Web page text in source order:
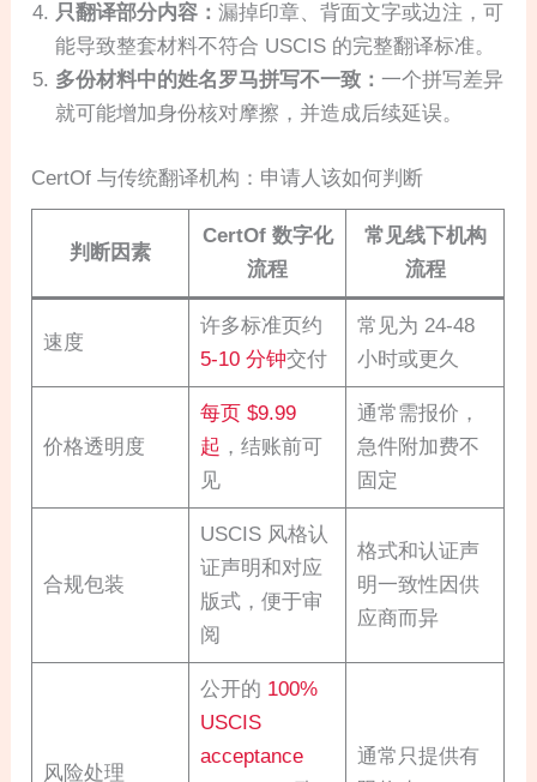
只翻译部分内容：漏掉印章、背面文字或边注，可
能导致整套材料不符合 USCIS 的完整翻译标准。
多份材料中的姓名罗马拼写不一致：一个拼写差异
就可能增加身份核对摩擦，并造成后续延误。
CertOf 与传统翻译机构：申请人该如何判断
判断因素
CertOf 数字化
流程
常见线下机构
流程
速度
许多标准页约
5-10 分钟交付
常见为 24-48
小时或更久
价格透明度
每页 $9.99
起 ，结账前可
见
通常需报价，
急件附加费不
固定
合规包装
USCIS 风格认
证声明和对应
版式，便于审
阅
格式和认证声
明一致性因供
应商而异
风险处理
公开的 100%
USCIS
acceptance
通常只提供有